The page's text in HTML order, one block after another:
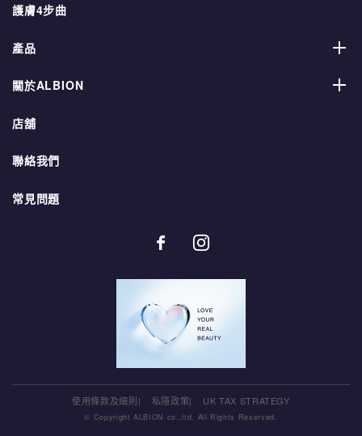
護膚4步曲
產品
關於ALBION
店舖
聯絡我們
常見問題
使用條款及細則 私隱政策 UK TAX STRATEGY
© Copyright ALBION co.,ltd. All Rights Reserved.